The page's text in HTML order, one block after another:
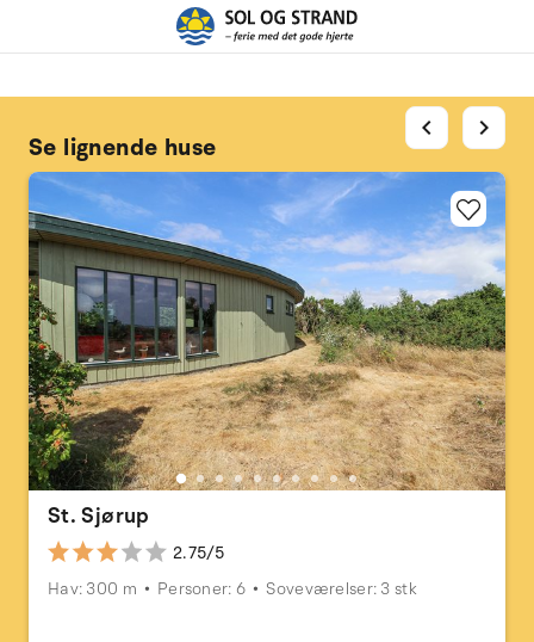
Se lignende huse
St. Sjørup
2.75/5
Hav: 300 m
Personer: 6 Soveværelser: 3 stk
chevron_left chevron_right